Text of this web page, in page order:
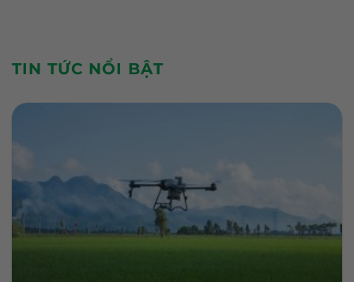
TIN TỨC NỔI BẬT